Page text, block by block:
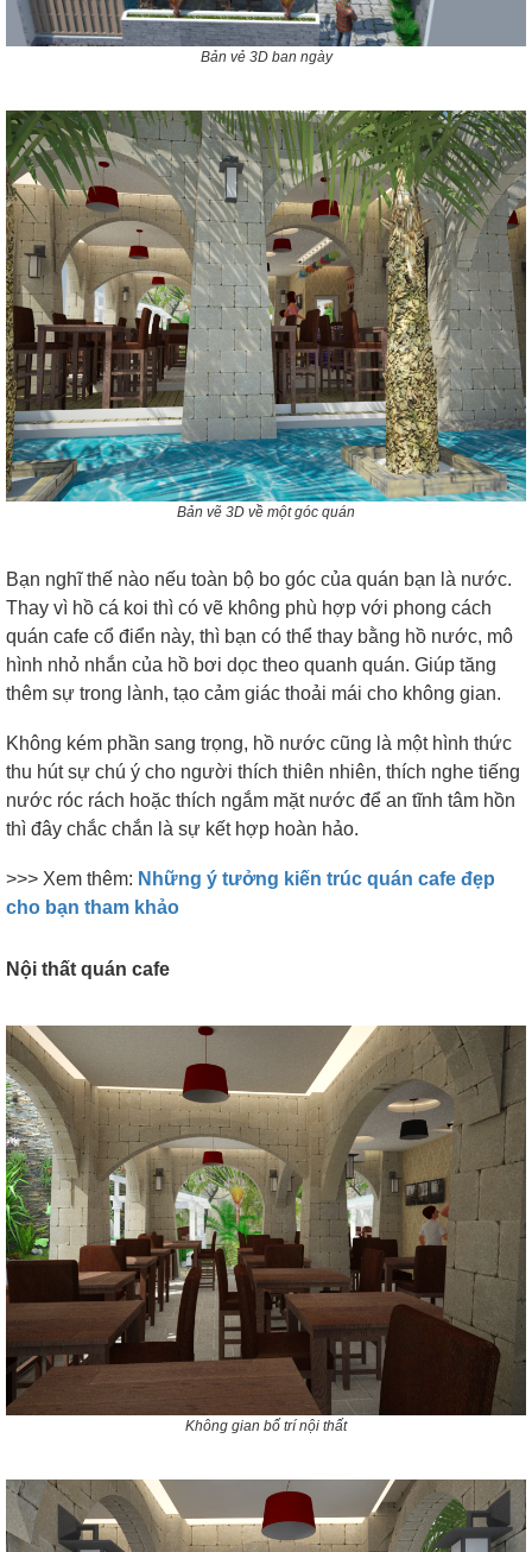
Bản vẻ 3D ban ngày
Bản vẽ 3D về một góc quán
Bạn nghĩ thế nào nếu toàn bộ bo góc của quán bạn là nước.
Thay vì hồ cá koi thì có vẽ không phù hợp với phong cách
quán cafe cổ điển này, thì bạn có thể thay bằng hồ nước, mô
hình nhỏ nhắn của hồ bơi dọc theo quanh quán. Giúp tăng
thêm sự trong lành, tạo cảm giác thoải mái cho không gian.
Không kém phần sang trọng, hồ nước cũng là một hình thức
thu hút sự chú ý cho người thích thiên nhiên, thích nghe tiếng
nước róc rách hoặc thích ngắm mặt nước để an tĩnh tâm hồn
thì đây chắc chắn là sự kết hợp hoàn hảo.
>>> Xem thêm: Những ý tưởng kiến trúc quán cafe đẹp
cho bạn tham khảo
Nội thất quán cafe
Không gian bố trí nội thất